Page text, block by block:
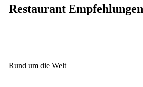
Restaurant Empfehlungen
Rund um die Welt